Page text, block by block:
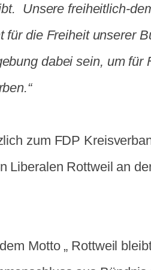
Unsere freiheitlich-
für die Freiheit unserer
dabei sein, um für
zum FDP
Liberalen Rottweil an
Motto „ Rottweil